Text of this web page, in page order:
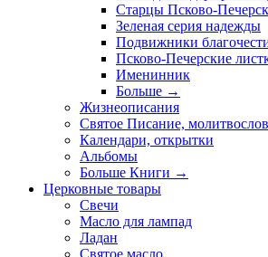
Старцы Псково-
Зеленая серия надежды
Подвижники
Псково-Печерские
Именинник
Больше →
Жизнеописания
Святое Писание,
Календари, открытки
Альбомы
Больше Книги →
Церковные товары
Свечи
Масло для лампад
Ладан
Святое масло